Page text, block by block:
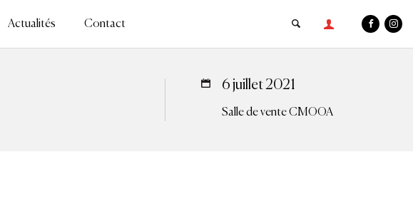
Actualités Contact
6 juillet 2021
Salle de vente CMOOA